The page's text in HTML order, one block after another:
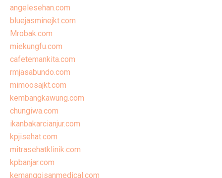
angelesehan.com
bluejasminejkt.com
Mrobak.com
miekungfu.com
cafetemankita.com
rmjasabundo.com
mimoosajkt.com
kembangkawung.com
chungiwa.com
ikanbakarcianjur.com
kpjisehat.com
mitrasehatklinik.com
kpbanjar.com
kemanggisanmedical.com